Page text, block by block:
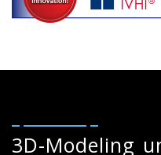
3D-Modeling